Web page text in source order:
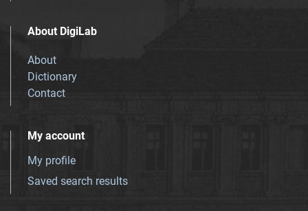
About DigiLab
About
Dictionary
Contact
My account
My profile
Saved search results